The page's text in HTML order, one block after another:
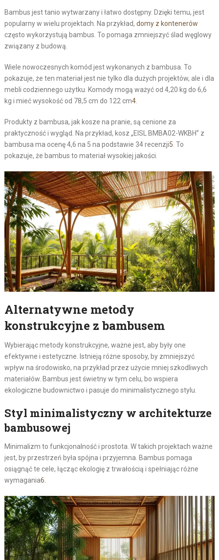
Bambus jest tanio wytwarzany i łatwo dostępny. Dzięki temu, jest
popularny w wielu projektach. Na przykład, domy z kontenerów
często wykorzystują bambus. To pomaga zmniejszyć ślad węglowy
związany z budową.
Wiele nowoczesnych komód jest wykonanych z bambusa. To
pokazuje, że ten materiał jest nie tylko dla dużych projektów, ale i dla
mebli codziennego użytku. Komody mogą ważyć od 4,20 kg do 6,6
kg i mieć wysokość od 78,5 cm do 122 cm4.
Produkty z bambusa, jak kosze na pranie, są cenione za
praktyczność i wygląd. Na przykład, kosz „EISL BMBA02-WKBH” z
bambusa ma ocenę 4,6 na 5 na podstawie 34 recenzji5 . To
pokazuje, że bambus to materiał wysokiej jakości.
Alternatywne metody
konstrukcyjne z bambusem
Wybierając metody konstrukcyjne, ważne jest, aby były one
efektywne i estetyczne. Istnieją różne sposoby, by zmniejszyć
wpływ na środowisko, na przykład przez użycie mniej szkodliwych
materiałów. Bambus jest świetny w tym celu, bo wspiera
ekologiczne budownictwo i pasuje do minimalistycznego stylu.
Styl minimalistyczny w architekturze
bambusowej
Minimalizm to funkcjonalność i prostota. W takich projektach ważne
jest, by przestrzeń była spójna i przyjemna. Bambus pomaga
osiągnąć te cele, łącząc ekologię z trwałością i spełniając różne
wymagania6